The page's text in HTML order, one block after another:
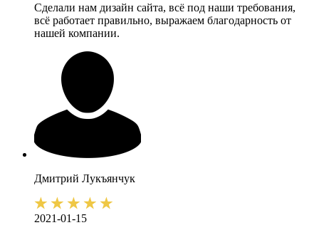
Сделали нам дизайн сайта, всё под наши требования,
всё работает правильно, выражаем благодарность от
нашей компании.
Дмитрий Лукъянчук
2021-01-15